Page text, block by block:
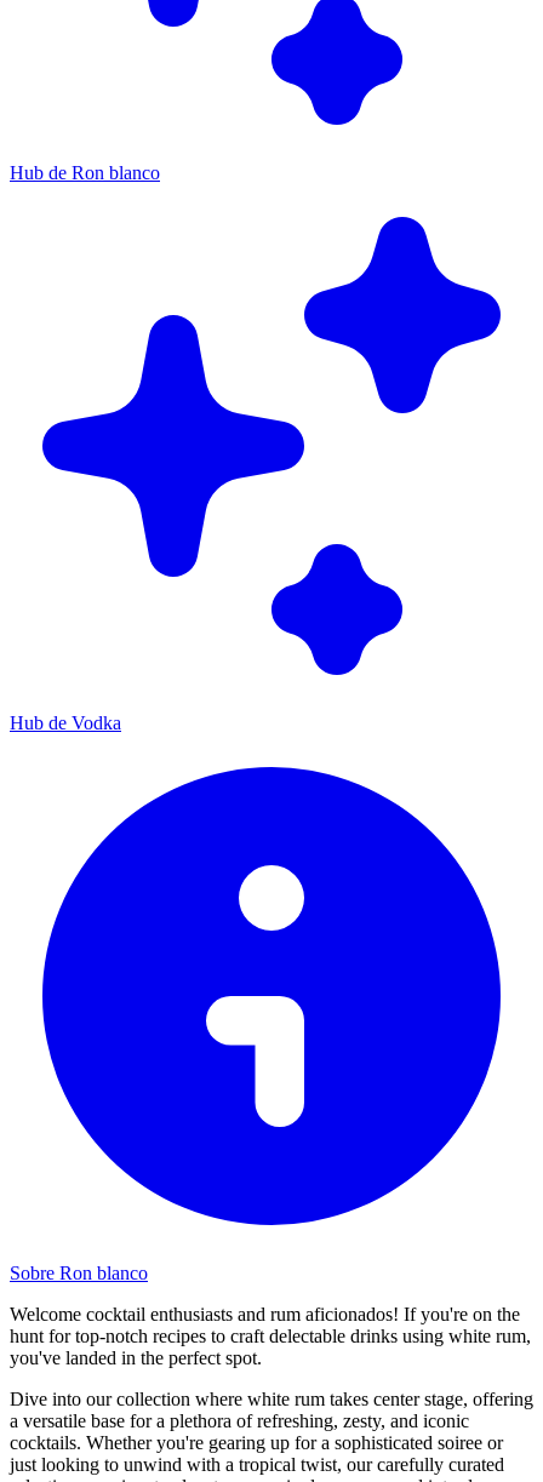
Hub de Ron blanco
Hub de Vodka
Sobre Ron blanco
Welcome cocktail enthusiasts and rum aficionados! If you're on the
hunt for top-notch recipes to craft delectable drinks using white rum,
you've landed in the perfect spot.
Dive into our collection where white rum takes center stage, offering
a versatile base for a plethora of refreshing, zesty, and iconic
cocktails. Whether you're gearing up for a sophisticated soiree or
just looking to unwind with a tropical twist, our carefully curated